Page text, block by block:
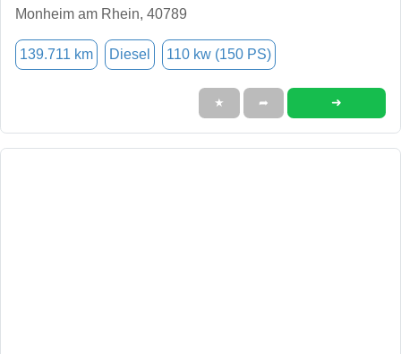
Monheim am Rhein, 40789
139.711 km Diesel 110 kw (150 PS)
★ ➦ ➜